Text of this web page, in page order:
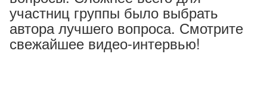
участниц группы было выбрать
автора лучшего вопроса. Смотрите
свежайшее видео-интервью!